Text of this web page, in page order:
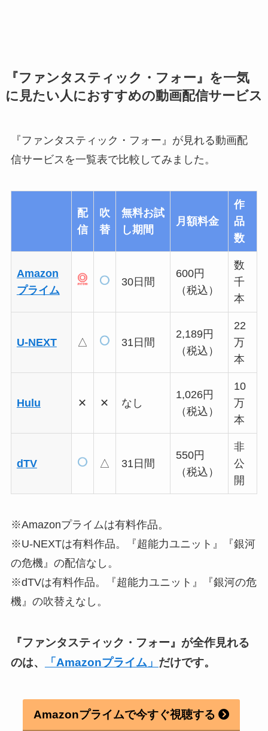
『ファンタスティック・フォー』を一気
に見たい人におすすめの動画配信サービス
『ファンタスティック・フォー』が見れる動画配
信サービスを一覧表で比較してみました。
配
信
吹
替
無料お試
し期間
月額料金
作
品
数
Amazon
プライム
30日間
600円
（税込）
数
千
本
U-NEXT △ 31日間
2,189円
（税込）
22
万
本
Hulu ✕ ✕ なし
1,026円
（税込）
10
万
本
dTV △ 31日間
550円
（税込）
非
公
開
※Amazonプライムは有料作品。
※U-NEXTは有料作品。『超能力ユニット』『銀河
の危機』の配信なし。
※dTVは有料作品。『超能力ユニット』『銀河の危
機』の吹替えなし。
『ファンタスティック・フォー』が全作見れる
のは、
「Amazonプライム」 だけです。
Amazonプライムで今すぐ視聴する